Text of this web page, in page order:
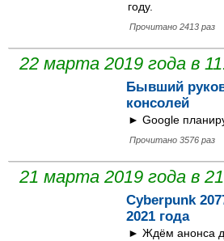
году.
Прочитано 2413 раз
22 марта 2019 года в
Бывший
консолей
► Google
Прочитано 3576 раз
21 марта 2019 года в
Cyberpunk
2021 года
► Ждём анонса